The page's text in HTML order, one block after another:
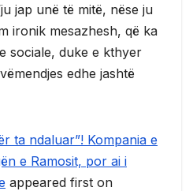
jap unë të mitë, nëse ju
ironik mesazhesh, që ka
sociale, duke e kthyer
edhe jashtë
ta ndaluar”! Kompania e
e Ramosit, por ai i
appeared first on